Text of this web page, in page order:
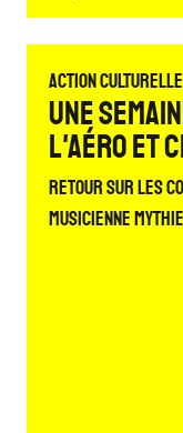
Action culturelle
Une
L'Aéro et
Retour sur les
musicienne Mythie